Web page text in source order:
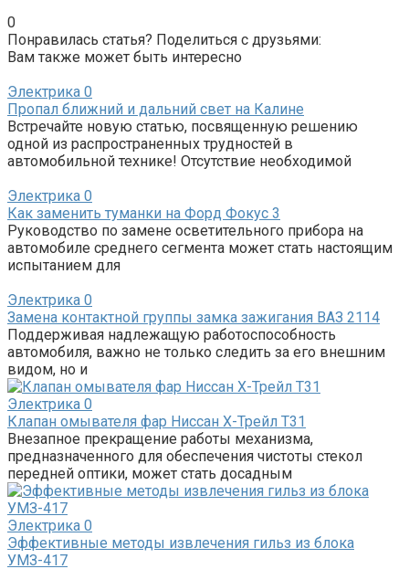
0
Понравилась статья? Поделиться с друзьями:
Вам также может быть интересно
Электрика 0
Пропал ближний и дальний свет на Калине
Встречайте новую статью, посвященную решению
одной из распространенных трудностей в
автомобильной технике! Отсутствие необходимой
Электрика 0
Как заменить туманки на Форд Фокус 3
Руководство по замене осветительного прибора на
автомобиле среднего сегмента может стать настоящим
испытанием для
Электрика 0
Замена контактной группы замка зажигания ВАЗ 2114
Поддерживая надлежащую работоспособность
автомобиля, важно не только следить за его внешним
видом, но и
Электрика 0
Клапан омывателя фар Ниссан Х-Трейл Т31
Внезапное прекращение работы механизма,
предназначенного для обеспечения чистоты стекол
передней оптики, может стать досадным
Электрика 0
Эффективные методы извлечения гильз из блока
УМЗ-417